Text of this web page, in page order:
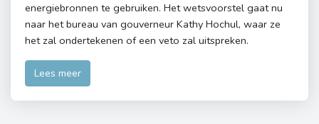
energiebronnen te gebruiken. Het wetsvoorstel gaat nu
naar het bureau van gouverneur Kathy Hochul, waar ze
het zal ondertekenen of een veto zal uitspreken.
Lees meer